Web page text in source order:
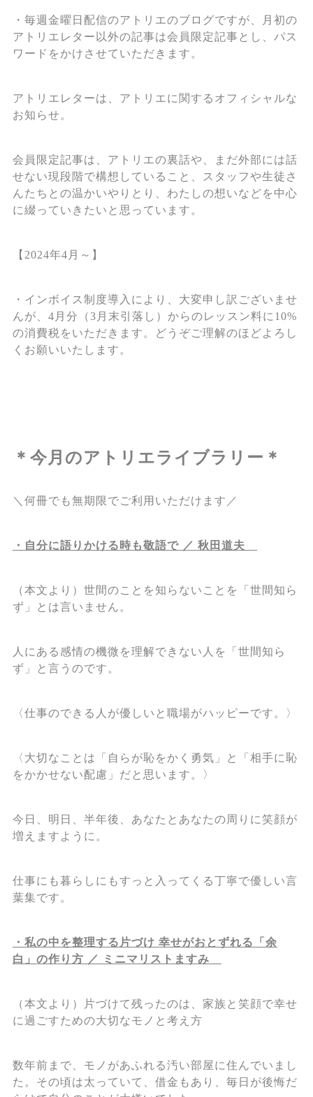
・毎週金曜日配信のアトリエのブログですが、月初の
アトリエレター以外の記事は会員限定記事とし、パス
ワードをかけさせていただきます。
アトリエレターは、アトリエに関するオフィシャルな
お知らせ。
会員限定記事は、アトリエの裏話や、まだ外部には話
せない現段階で構想していること、スタッフや生徒さ
んたちとの温かいやりとり、わたしの想いなどを中心
に綴っていきたいと思っています。
【2024年4月～】
・インボイス制度導入により、大変申し訳ございませ
んが、4月分（3月末引落し）からのレッスン料に10%
の消費税をいただきます。どうぞご理解のほどよろし
くお願いいたします。
＊今月のアトリエライブラリー＊
＼何冊でも無期限でご利用いただけます／
・自分に語りかける時も敬語で ／ 秋田道夫
（本文より）世間のことを知らないことを「世間知ら
ず」とは言いません。
人にある感情の機微を理解できない人を「世間知ら
ず」と言うのです。
〈仕事のできる人が優しいと職場がハッピーです。〉
〈大切なことは「自らが恥をかく勇気」と「相手に恥
をかかせない配慮」だと思います。〉
今日、明日、半年後、あなたとあなたの周りに笑顔が
増えますように。
仕事にも暮らしにもすっと入ってくる丁寧で優しい言
葉集です。
・私の中を整理する片づけ 幸せがおとずれる「余
白」の作り方 ／ ミニマリストますみ
（本文より）片づけて残ったのは、家族と笑顔で幸せ
に過ごすための大切なモノと考え方
数年前まで、モノがあふれる汚い部屋に住んでいまし
た。その頃は太っていて、借金もあり、毎日が後悔だ